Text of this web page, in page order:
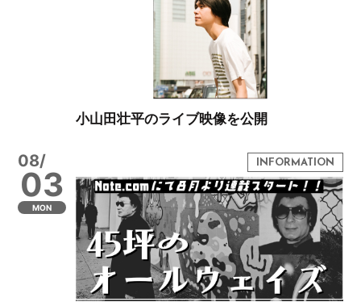
小山田壮平のライブ映像を公開
08/
03
MON